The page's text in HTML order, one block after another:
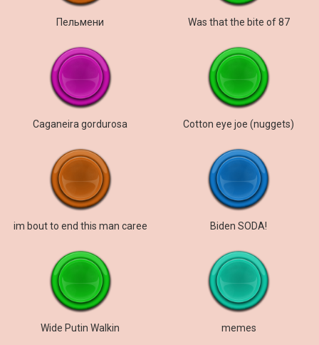
Пельмени Was that the bite of 87
Caganeira gordurosa Cotton eye joe (nuggets)
im bout to end this man caree Biden SODA!
Wide Putin Walkin memes